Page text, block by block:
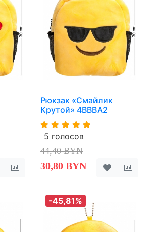
Рюкзак «Смайлик
Крутой» 4BBBA2
5 голосов
44,40 BYN
30,80 BYN
-45,81%